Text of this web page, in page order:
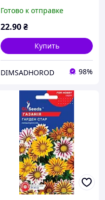
Готово к отправке
22.90₴
Купить
DIMSADHOROD 98%